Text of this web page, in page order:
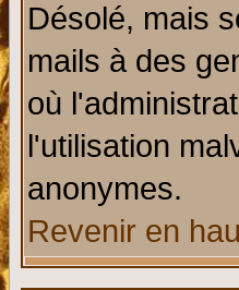
Désolé, mais
mails à des
où
l'utilisation
anonymes.
Revenir en